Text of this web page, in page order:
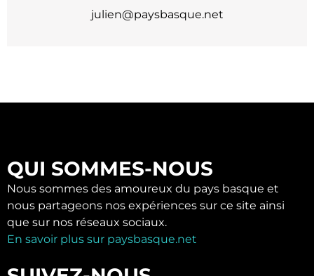
julien@paysbasque.net
QUI SOMMES-NOUS
Nous sommes des amoureux du pays basque et
nous partageons nos expériences sur ce site ainsi
que sur nos réseaux sociaux.
En savoir plus sur paysbasque.net